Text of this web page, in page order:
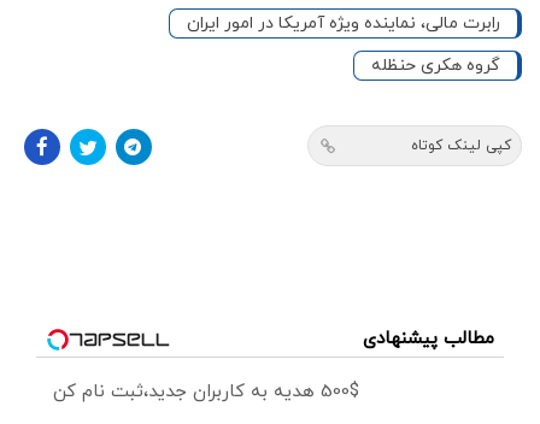
رابرت مالی، نماینده ویژه آمریکا در امور ایران
گروه هکری حنظله
کپی لینک کوتاه
مطالب پیشنهادی
500$ هدیه به کاربران جدید،ثبت نام کن